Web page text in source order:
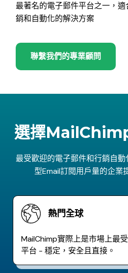
最著名的電子郵件平台之一，
銷和自動化的解決方案
聯繫我們的專業顧問
選擇
最受歡迎的電子郵件和行銷自
型Email訂閱用戶量的企業
熱門全球
MailChimp實際上是市場上最
平台 - 穩定，安全且直接。